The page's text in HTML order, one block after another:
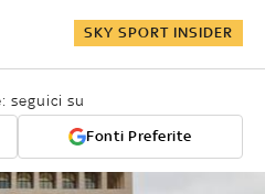
SKY SPORT INSIDER
seguici su
Fonti Preferite